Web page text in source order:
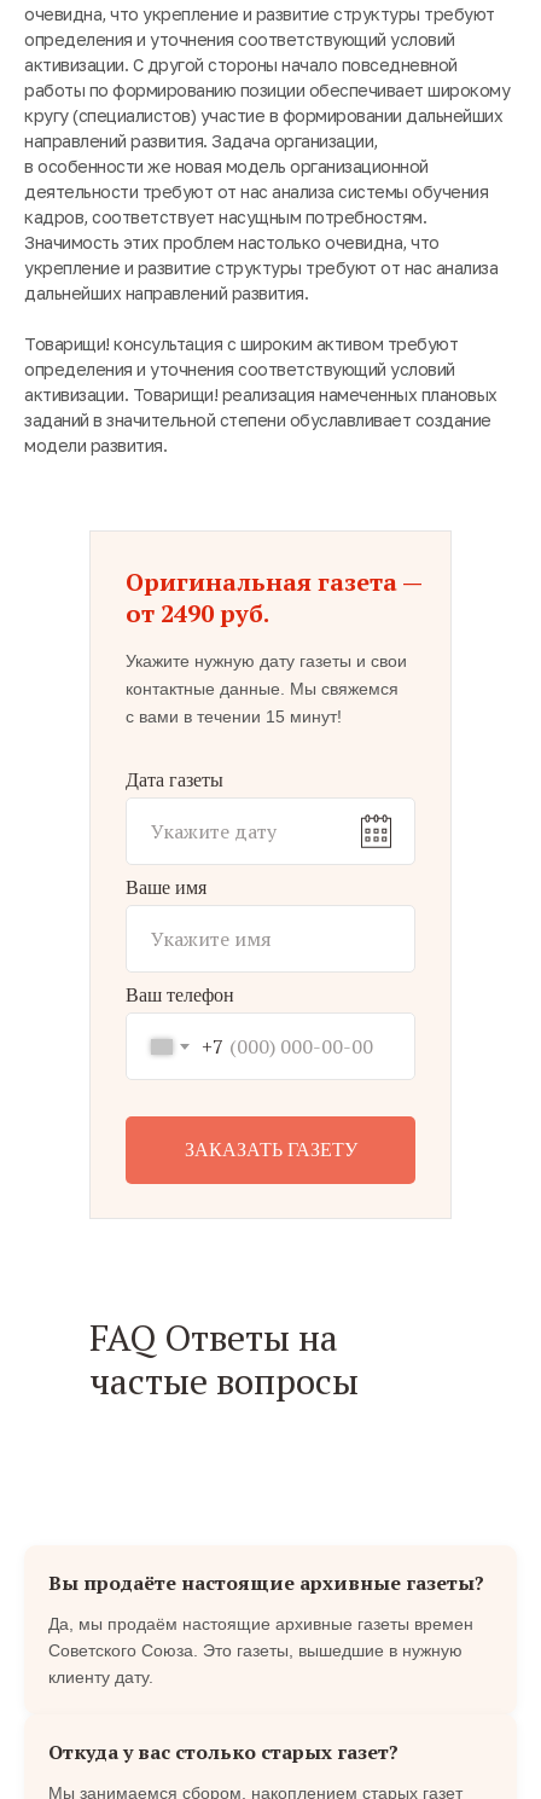
очевидна, что укрепление и развитие структуры требуют
определения и уточнения соответствующий условий
активизации. С другой стороны начало повседневной
работы по формированию позиции обеспечивает широкому
кругу (специалистов) участие в формировании дальнейших
направлений развития. Задача организации,
в особенности же новая модель организационной
деятельности требуют от нас анализа системы обучения
кадров, соответствует насущным потребностям.
Значимость этих проблем настолько очевидна, что
укрепление и развитие структуры требуют от нас анализа
дальнейших направлений развития.
Товарищи! консультация с широким активом требуют
определения и уточнения соответствующий условий
активизации. Товарищи! реализация намеченных плановых
заданий в значительной степени обуславливает создание
модели развития.
Оригинальная газета —
от 2490 руб.
Укажите нужную дату газеты и свои
контактные данные. Мы свяжемся
с вами в течении 15 минут!
Дата газеты
Ваше имя
Ваш телефон
+7
ЗАКАЗАТЬ ГАЗЕТУ
FAQ Ответы на
частые вопросы
Вы продаёте настоящие архивные газеты?
Да, мы продаём настоящие архивные газеты времен
Советского Союза. Это газеты, вышедшие в нужную
клиенту дату.
Откуда у вас столько старых газет?
Мы занимаемся сбором, накоплением старых газет